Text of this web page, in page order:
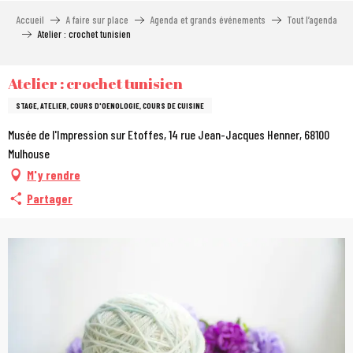
Accueil A faire sur place Agenda et grands événements
Tout l’agenda
Atelier : crochet tunisien
Atelier : crochet tunisien
STAGE, ATELIER, COURS D'OENOLOGIE, COURS DE CUISINE
Musée de l'Impression sur Etoffes, 14 rue Jean-Jacques Henner, 68100
Mulhouse
M'y rendre
Partager